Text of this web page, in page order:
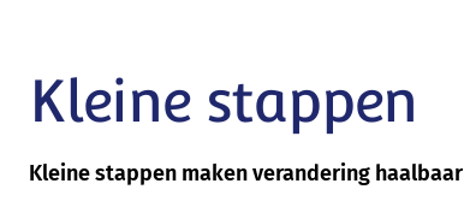
Kleine stappen
Kleine stappen maken verandering haalbaar